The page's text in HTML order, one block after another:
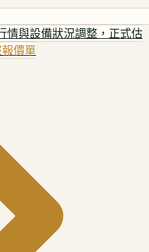
情與設備狀況調整，正式估
價單